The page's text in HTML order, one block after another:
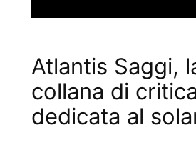
Atlantis Saggi,
collana di
dedicata al